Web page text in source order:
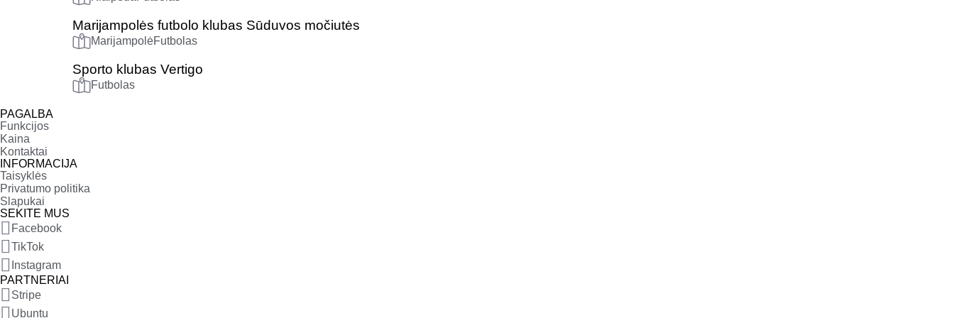
Marijampolės futbolo klubas Sūduvos močiutės
MarijampolėFutbolas
Sporto klubas Vertigo
Futbolas
PAGALBA
Funkcijos
Kaina
Kontaktai
INFORMACIJA
Taisyklės
Privatumo politika
Slapukai
SEKITE MUS
Facebook
TikTok
Instagram
PARTNERIAI
Stripe
Ubuntu